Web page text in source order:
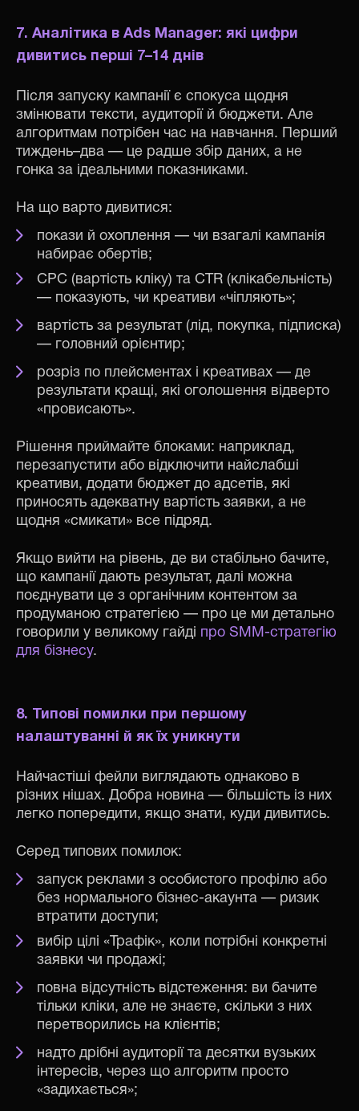
7. Аналітика в Ads Manager: які цифри
дивитись перші 7–14 днів
Після запуску кампанії є спокуса щодня
змінювати тексти, аудиторії й бюджети. Але
алгоритмам потрібен час на навчання. Перший
тиждень–два — це радше збір даних, а не
гонка за ідеальними показниками.
На що варто дивитися:
покази й охоплення — чи взагалі кампанія
набирає обертів;
CPC (вартість кліку) та CTR (клікабельність)
— показують, чи креативи «чіпляють»;
вартість за результат (лід, покупка, підписка)
— головний орієнтир;
розріз по плейсментах і креативах — де
результати кращі, які оголошення відверто
«провисають».
Рішення приймайте блоками: наприклад,
перезапустити або відключити найслабші
креативи, додати бюджет до адсетів, які
приносять адекватну вартість заявки, а не
щодня «смикати» все підряд.
Якщо вийти на рівень, де ви стабільно бачите,
що кампанії дають результат, далі можна
поєднувати це з органічним контентом за
продуманою стратегією — про це ми детально
говорили у великому гайді про SMM-стратегію
для бізнесу.
8. Типові помилки при першому
налаштуванні й як їх уникнути
Найчастіші фейли виглядають однаково в
різних нішах. Добра новина — більшість із них
легко попередити, якщо знати, куди дивитись.
Серед типових помилок:
запуск реклами з особистого профілю або
без нормального бізнес-акаунта — ризик
втратити доступи;
вибір цілі «Трафік», коли потрібні конкретні
заявки чи продажі;
повна відсутність відстеження: ви бачите
тільки кліки, але не знаєте, скільки з них
перетворились на клієнтів;
надто дрібні аудиторії та десятки вузьких
інтересів, через що алгоритм просто
«задихається»;